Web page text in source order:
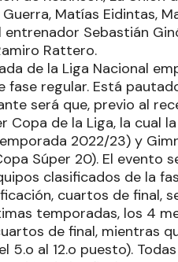
Matías Eidintas,
entrenador Sebastián
Rattero.
de la Liga Nacional
regular. Está
será que, previo al
Copa de la Liga, la cual
2022/23) y
Súper 20). El evento
clasificados de la
cuartos de final,
temporadas, los 4
de final, mientras
5.o al 12.o puesto).